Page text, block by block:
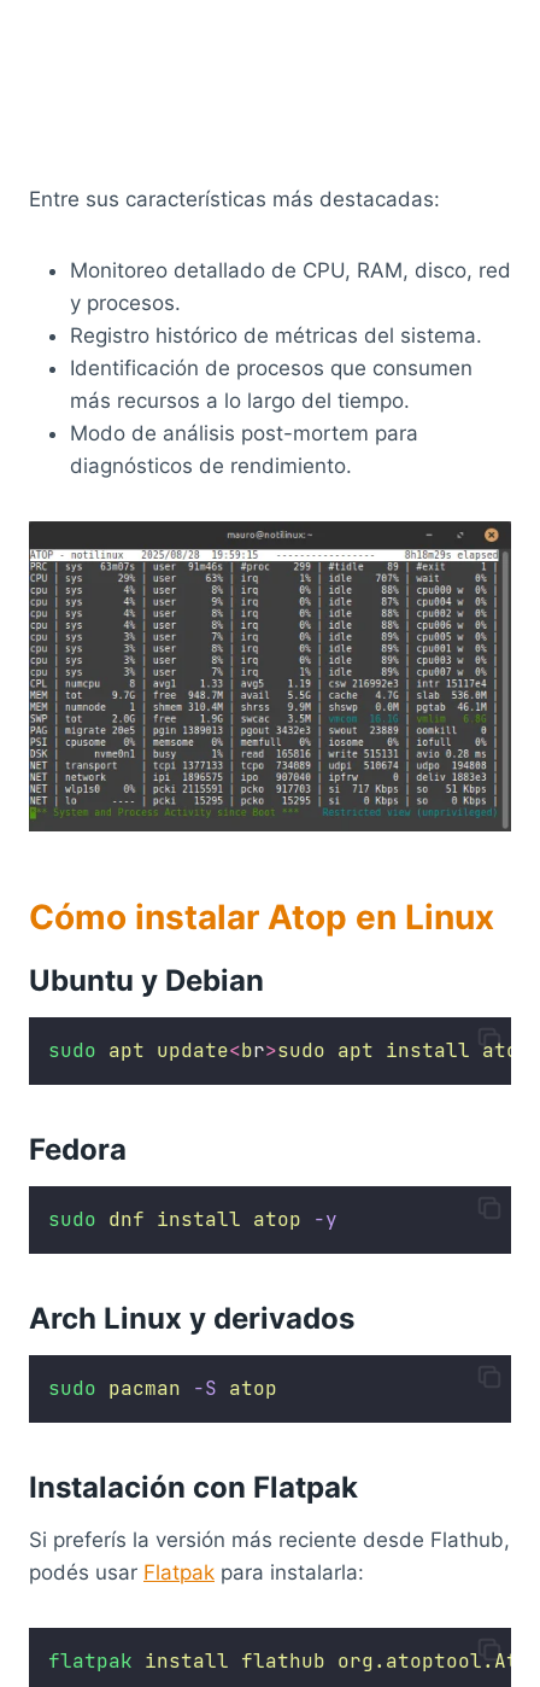
Entre sus características más destacadas:
Monitoreo detallado de CPU, RAM, disco, red
y procesos.
Registro histórico de métricas del sistema.
Identificación de procesos que consumen
más recursos a lo largo del tiempo.
Modo de análisis post-mortem para
diagnósticos de rendimiento.
Cómo instalar Atop en Linux
Ubuntu y Debian
sudo apt update<br>sudo apt install atop
Fedora
sudo dnf install atop -y
Arch Linux y derivados
sudo pacman -S atop
Instalación con Flatpak
Si preferís la versión más reciente desde Flathub,
podés usar Flatpak para instalarla:
flatpak install flathub